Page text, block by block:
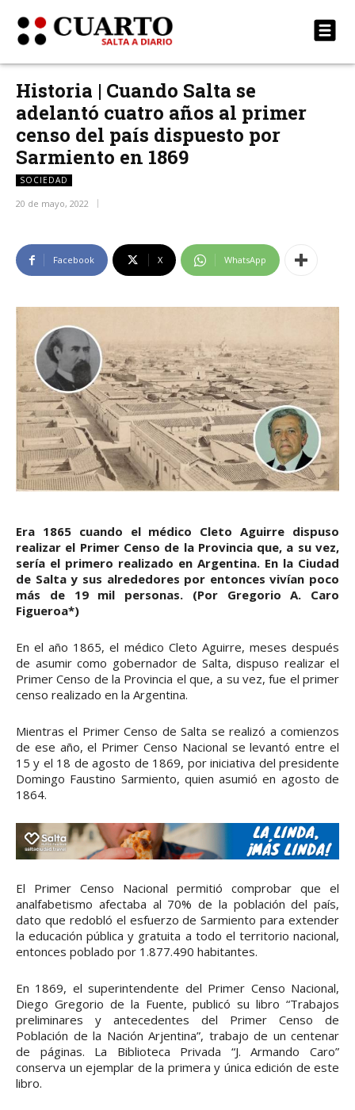
Historia | Cuando Salta se
adelantó cuatro años al primer
censo del país dispuesto por
Sarmiento en 1869
SOCIEDAD
20 de mayo, 2022
Facebook X WhatsApp
Era 1865 cuando el médico Cleto Aguirre dispuso
realizar el Primer Censo de la Provincia que, a su vez,
sería el primero realizado en Argentina. En la Ciudad
de Salta y sus alrededores por entonces vivían poco
más de 19 mil personas. (Por Gregorio A. Caro
Figueroa*)
En el año 1865, el médico Cleto Aguirre, meses después
de asumir como gobernador de Salta, dispuso realizar el
Primer Censo de la Provincia el que, a su vez, fue el primer
censo realizado en la Argentina.
Mientras el Primer Censo de Salta se realizó a comienzos
de ese año, el Primer Censo Nacional se levantó entre el
15 y el 18 de agosto de 1869, por iniciativa del presidente
Domingo Faustino Sarmiento, quien asumió en agosto de
1864.
El Primer Censo Nacional permitió comprobar que el
analfabetismo afectaba al 70% de la población del país,
dato que redobló el esfuerzo de Sarmiento para extender
la educación pública y gratuita a todo el territorio nacional,
entonces poblado por 1.877.490 habitantes.
En 1869, el superintendente del Primer Censo Nacional,
Diego Gregorio de la Fuente, publicó su libro “Trabajos
preliminares y antecedentes del Primer Censo de
Población de la Nación Arjentina”, trabajo de un centenar
de páginas. La Biblioteca Privada “J. Armando Caro”
conserva un ejemplar de la primera y única edición de este
libro.